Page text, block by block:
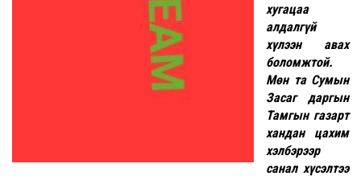
хугацаа
алдалгүй
хүлээн авах
боломжтой.
Мөн та Сумын
Засаг даргын
Тамгын газарт
хандан цахим
хэлбэрээр
санал хүсэлтээ